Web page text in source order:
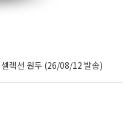
렉션 원두 (26/08/12 발송)